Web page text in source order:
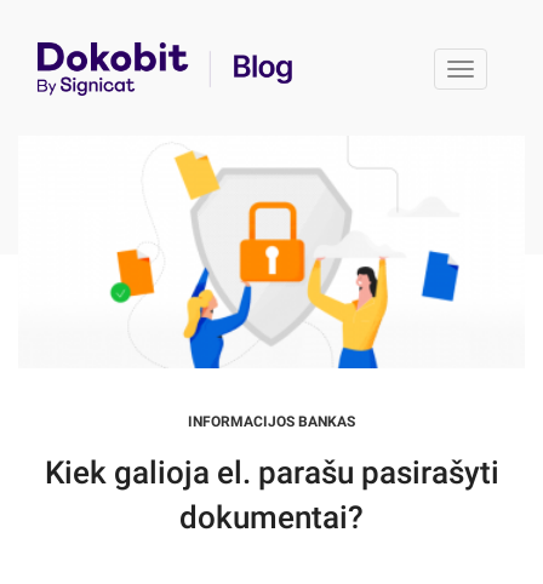
Toggle
INFORMACIJOS BANKAS
Kiek galioja el. parašu pasirašyti
dokumentai?